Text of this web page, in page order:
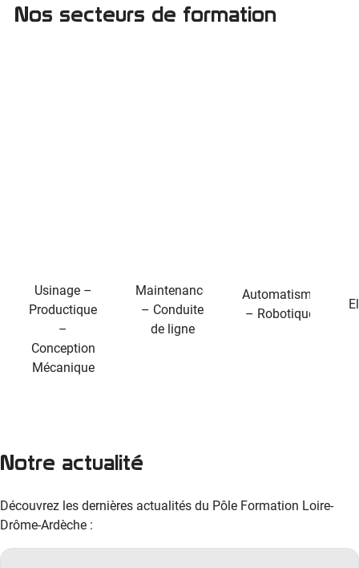
Nos secteurs de formation
Usinage –
Productique
–
Conception
Mécanique
Maintenance
– Conduite
de ligne
Automatisme
– Robotique
Notre actualité
Découvrez les dernières actualités du Pôle Formation Loire-
Drôme-Ardèche :